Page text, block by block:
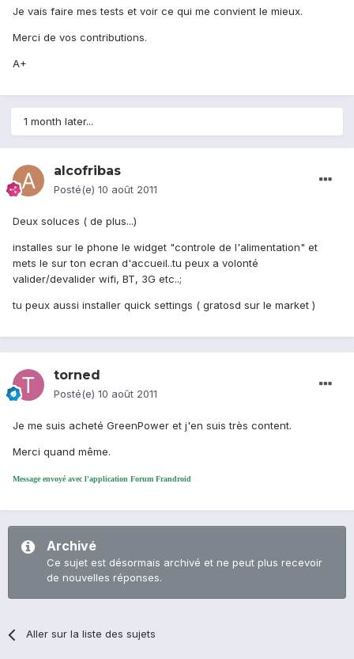
Je vais faire mes tests et voir ce qui me convient le mieux.
Merci de vos contributions.
A+
1 month later...
alcofribas
Posté(e) 10 août 2011
Deux soluces ( de plus...)
installes sur le phone le widget "controle de l'alimentation" et
mets le sur ton ecran d'accueil..tu peux a volonté
valider/devalider wifi, BT, 3G etc..;
tu peux aussi installer quick settings ( gratosd sur le market )
torned
Posté(e) 10 août 2011
Je me suis acheté GreenPower et j'en suis très content.
Merci quand même.
Message envoyé avec l'application Forum Frandroid
Archivé
Ce sujet est désormais archivé et ne peut plus recevoir
de nouvelles réponses.
Aller sur la liste des sujets